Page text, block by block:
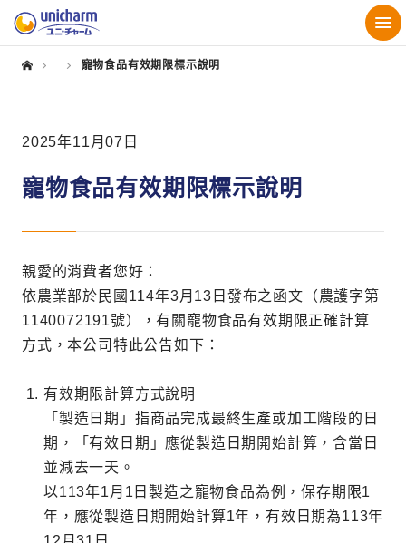
寵物食品有效期限標示說明
2025年11月07日
寵物食品有效期限標示說明
親愛的消費者您好：
依農業部於民國114年3月13日發布之函文（農護字第
1140072191號），有關寵物食品有效期限正確計算
方式，本公司特此公告如下：
有效期限計算方式說明
「製造日期」指商品完成最終生產或加工階段的日
期，「有效日期」應從製造日期開始計算，含當日
並減去一天。
以113年1月1日製造之寵物食品為例，保存期限1
年，應從製造日期開始計算1年，有效日期為113年